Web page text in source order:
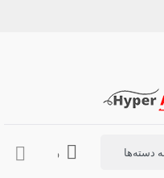
ورود به